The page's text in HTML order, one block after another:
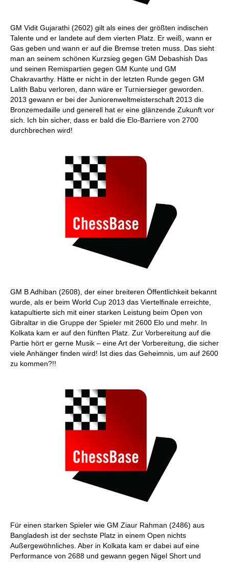
GM Vidit Gujarathi (2602) gilt als eines der größten indischen
Talente und er landete auf dem vierten Platz. Er weiß, wann er
Gas geben und wann er auf die Bremse treten muss. Das sieht
man an seinem schönen Kurzsieg gegen GM Debashish Das
und seinen Remispartien gegen GM Kunte und GM
Chakravarthy. Hätte er nicht in der letzten Runde gegen GM
Lalith Babu verloren, dann wäre er Turniersieger geworden.
2013 gewann er bei der Juniorenweltmeisterschaft 2013 die
Bronzemedaille und generell hat er eine glänzende Zukunft vor
sich. Ich bin sicher, dass er bald die Elo-Barriere von 2700
durchbrechen wird!
GM B Adhiban (2608), der einer breiteren Öffentlichkeit bekannt
wurde, als er beim World Cup 2013 das Viertelfinale erreichte,
katapultierte sich mit einer starken Leistung beim Open von
Gibraltar in die Gruppe der Spieler mit 2600 Elo und mehr. In
Kolkata kam er auf den fünften Platz. Zur Vorbereitung auf die
Partie hört er gerne Musik – eine Art der Vorbereitung, die sicher
viele Anhänger finden wird! Ist dies das Geheimnis, um auf 2600
zu kommen?!!
Für einen starken Spieler wie GM Ziaur Rahman (2486) aus
Bangladesh ist der sechste Platz in einem Open nichts
Außergewöhnliches. Aber in Kolkata kam er dabei auf eine
Performance von 2688 und gewann gegen Nigel Short und